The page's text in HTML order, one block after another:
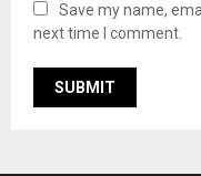
Save my name,
next time I comment.